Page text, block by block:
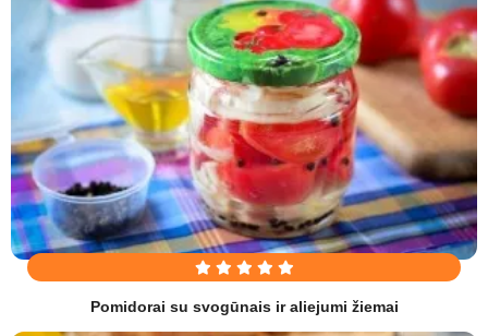
Pomidorai su svogūnais ir aliejumi žiemai